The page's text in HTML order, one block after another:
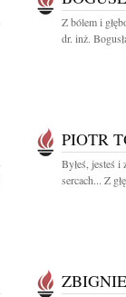
Z bólem i
dr. inż.
PIOTR
Byłeś, jesteś i
sercach... Z